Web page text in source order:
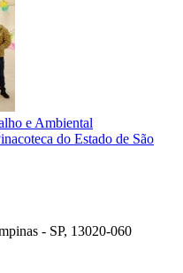
e Ambiental
do Estado de São
- SP, 13020-060